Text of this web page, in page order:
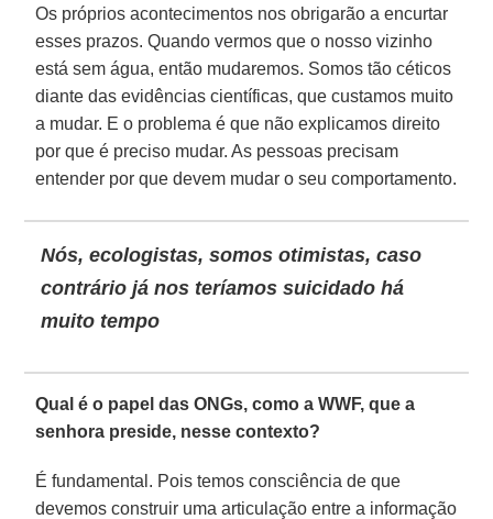
Os próprios acontecimentos nos obrigarão a encurtar
esses prazos. Quando vermos que o nosso vizinho
está sem água, então mudaremos. Somos tão céticos
diante das evidências científicas, que custamos muito
a mudar. E o problema é que não explicamos direito
por que é preciso mudar. As pessoas precisam
entender por que devem mudar o seu comportamento.
Nós, ecologistas, somos otimistas, caso
contrário já nos teríamos suicidado há
muito tempo
Qual é o papel das ONGs, como a WWF, que a
senhora preside, nesse contexto?
É fundamental. Pois temos consciência de que
devemos construir uma articulação entre a informação